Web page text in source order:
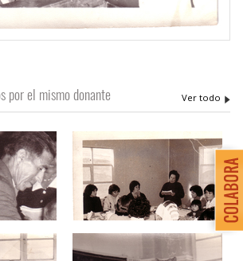
por el mismo donante